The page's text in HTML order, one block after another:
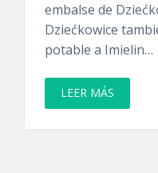
embalse de
Dziećkowice
potable a Imielin…
LEER MÁS